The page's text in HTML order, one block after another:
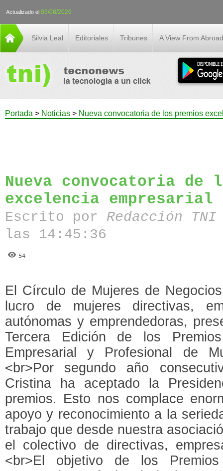
Actualizado el 03/08/2026
Silvia Leal Editoriales Tribunes A View From Abroad
Portada > Noticias > Nueva convocatoria de los premios
Nueva convocatoria de
excelencia empresarial
Escrito por Redacción
las 14:45:36
54
El Círculo de Mujeres de
lucro de mujeres directivas,
autónomas y emprendedoras,
Tercera Edición de los
Empresarial y Profesional de
<br>Por segundo año
Cristina ha aceptado la
premios. Esto nos complace
apoyo y reconocimiento a la
trabajo que desde nuestra
el colectivo de directivas,
<br>El objetivo de los